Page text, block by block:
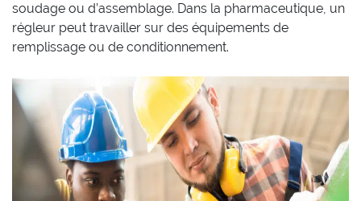
soudage ou d’assemblage. Dans la pharmaceutique, un
régleur peut travailler sur des équipements de
remplissage ou de conditionnement.